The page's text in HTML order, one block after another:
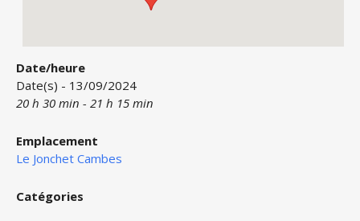
Date/heure
Date(s) - 13/09/2024
20 h 30 min - 21 h 15 min
Emplacement
Le Jonchet Cambes
Catégories